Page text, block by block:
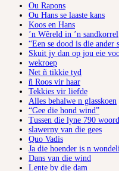
Ou Rapons
Ou Hans se laaste kans
Koos en Hans
’n Wêreld in ’n sandkorrel
“Een se dood is die
Skuit jy dan op jou eie
wekroep
Net ñ tikkie tyd
ñ Roos vir haar
Tekkies vir liefde
Alles behalwe n glasskoen
“Gee die hond wind”
Tussen die lyne 790
slawerny van die gees
Quo Vadis
Ja die hoender is n
Dans van die wind
Lente by die dam